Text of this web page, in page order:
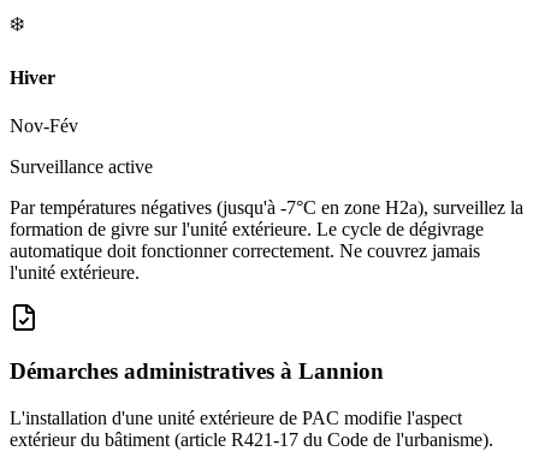
❄️
Hiver
Nov-Fév
Surveillance active
Par températures négatives (jusqu'à -7°C en zone H2a), surveillez la
formation de givre sur l'unité extérieure. Le cycle de dégivrage
automatique doit fonctionner correctement. Ne couvrez jamais
l'unité extérieure.
Démarches administratives à Lannion
L'installation d'une unité extérieure de PAC modifie l'aspect
extérieur du bâtiment (article R421-17 du Code de l'urbanisme).